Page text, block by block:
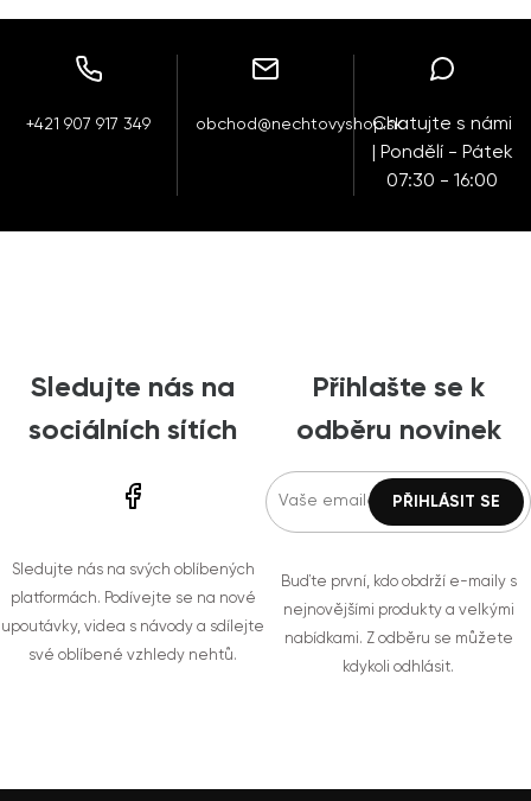
+421 907 917 349 obchod@nechtovyshop.skChatujte s námi
| Pondělí - Pátek
07:30 - 16:00
Sledujte nás na
sociálních sítích
Sledujte nás na svých oblíbených
platformách. Podívejte se na nové
upoutávky, videa s návody a sdílejte
své oblíbené vzhledy nehtů.
Přihlašte se k
odběru novinek
Buďte první, kdo obdrží e-maily s
nejnovějšími produkty a velkými
nabídkami. Z odběru se můžete
kdykoli odhlásit.